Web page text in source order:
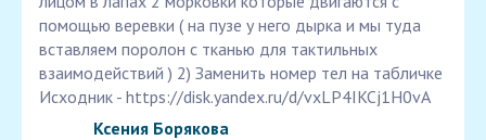
помощью веревки ( на пузе у него дырка и мы туда
вставляем поролон с тканью для тактильных
взаимодействий ) 2) Заменить номер тел на табличке
Исходник - https://disk.yandex.ru/d/vxLP4IKCj1H0vA
Ксения Борякова